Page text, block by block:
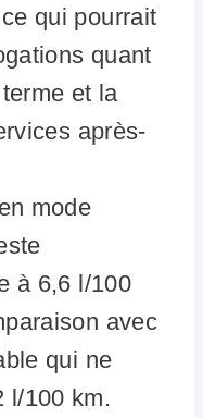
qui pourrait
quant
et la
après-
mode
à 6,6 l/100
avec
qui ne
l/100 km.